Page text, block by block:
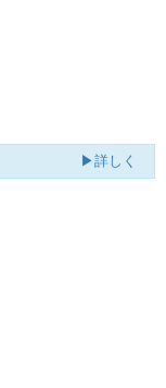
▶詳しく